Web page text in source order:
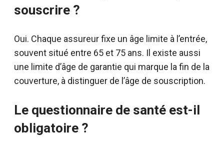
souscrire ?
Oui. Chaque assureur fixe un âge limite à l’entrée,
souvent situé entre 65 et 75 ans. Il existe aussi
une limite d’âge de garantie qui marque la fin de la
couverture, à distinguer de l’âge de souscription.
Le questionnaire de santé est-il
obligatoire ?